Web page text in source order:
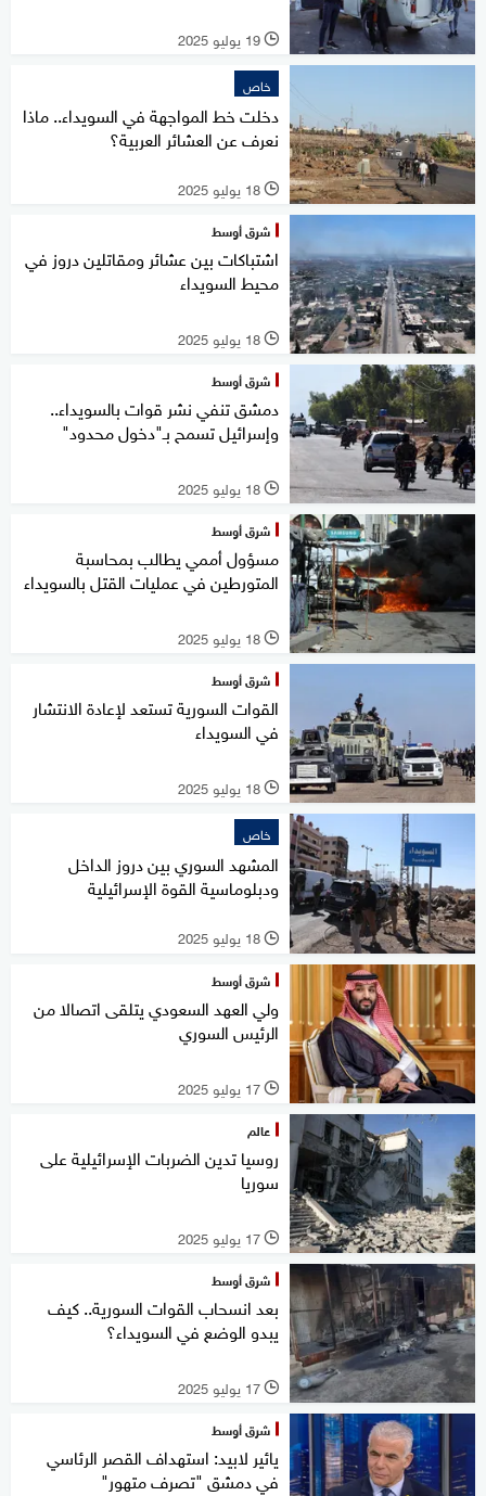
l 19 يوليو 2025
خاص
دخلت خط المواجهة في السويداء.. ماذا
نعرف عن العشائر العربية؟
l 18 يوليو 2025
شرق أوسط
اشتباكات بين عشائر ومقاتلين دروز في
محيط السويداء
l 18 يوليو 2025
شرق أوسط
دمشق تنفي نشر قوات بالسويداء..
وإسرائيل تسمح بـ"دخول محدود"
l 18 يوليو 2025
شرق أوسط
مسؤول أممي يطالب بمحاسبة
المتورطين في عمليات القتل بالسويداء
l 18 يوليو 2025
شرق أوسط
القوات السورية تستعد لإعادة الانتشار
في السويداء
l 18 يوليو 2025
خاص
المشهد السوري بين دروز الداخل
ودبلوماسية القوة الإسرائيلية
l 18 يوليو 2025
شرق أوسط
ولي العهد السعودي يتلقى اتصالا من
الرئيس السوري
l 17 يوليو 2025
عالم
روسيا تدين الضربات الإسرائيلية على
سوريا
l 17 يوليو 2025
شرق أوسط
بعد انسحاب القوات السورية.. كيف
يبدو الوضع في السويداء؟
l 17 يوليو 2025
شرق أوسط
يائير لابيد: استهداف القصر الرئاسي
في دمشق "تصرف متهور"